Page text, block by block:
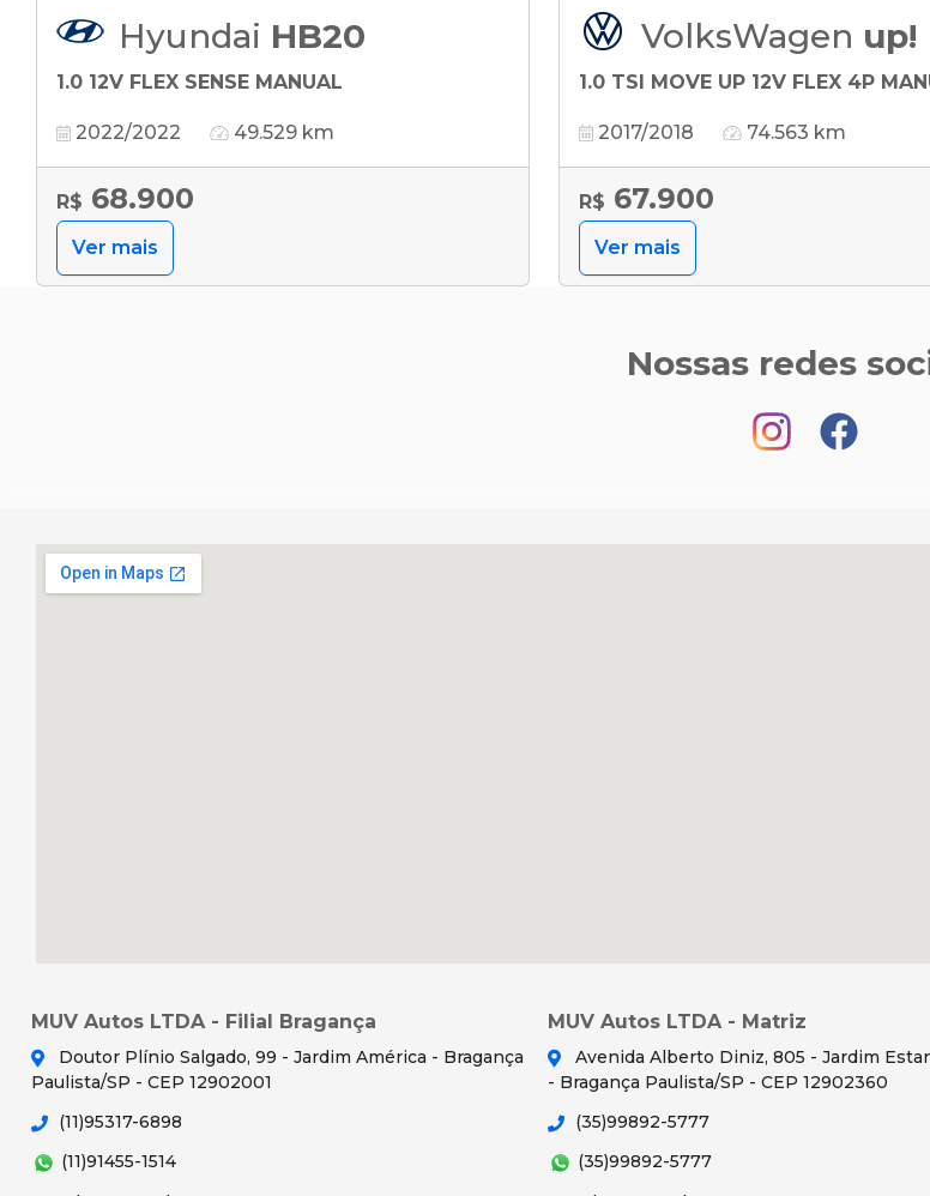
Hyundai HB20
1.0 12V FLEX SENSE MANUAL
2022/2022 49.529 km
R$ 68.900
Ver mais
VolksWagen up!
1.0 TSI MOVE UP 12V FLEX 4P
2017/2018 74.563 km
R$ 67.900
Ver mais
Nossas redes
MUV Autos LTDA - Filial Bragança
Doutor Plínio Salgado, 99 - Jardim América - Bragança
Paulista/SP - CEP 12902001
(11)95317-6898
(11)91455-1514
MUV Autos LTDA - Matriz
Avenida Alberto Diniz, 805 - Jardim
- Bragança Paulista/SP - CEP 12902360
(35)99892-5777
(35)99892-5777